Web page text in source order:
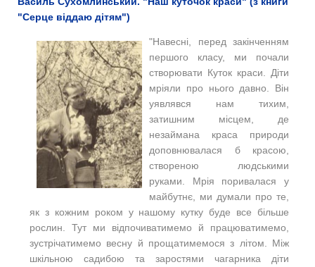
"Серце віддаю дітям")
"Навесні, перед закінченням
першого класу, ми почали
створювати Куток краси. Діти
мріяли про нього давно. Він
уявлявся нам тихим,
затишним місцем, де
незаймана краса природи
доповнювалася б красою,
створеною людськими
руками. Мрія поривалася у
майбутнє, ми думали про те,
як з кожним роком у нашому кутку буде все більше
рослин. Тут ми відпочиватимемо й працюватимемо,
зустрічатимемо весну й прощатимемося з літом. Між
шкільною садибою та заростями чагарника діти